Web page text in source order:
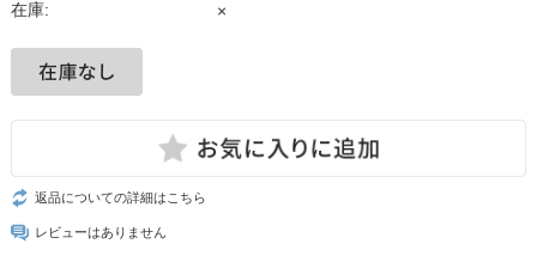
在庫: ×
返品についての詳細はこちら
レビューはありません